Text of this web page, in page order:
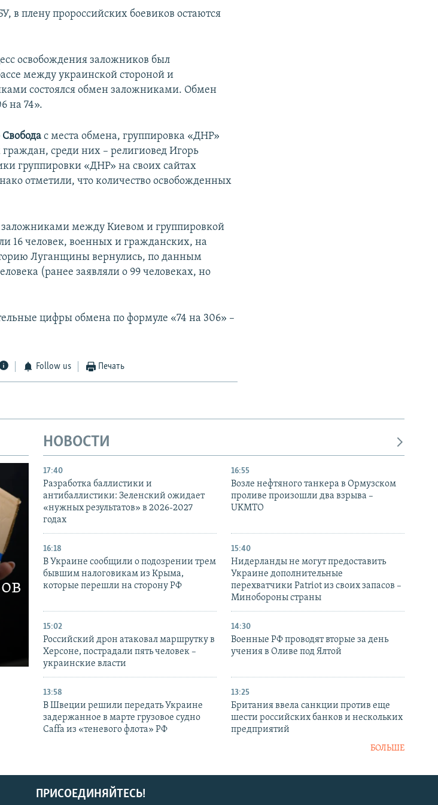
в плену пророссийских боевиков остаются
освобождения заложников был
между украинской стороной и
состоялся обмен заложниками. Обмен
на 74».
Свобода с места обмена, группировка «ДНР»
среди них – религиовед Игорь
группировки «ДНР» на своих сайтах
отметили, что количество освобожденных
заложниками между Киевом и группировкой
16 человек, военных и гражданских, на
Луганщины вернулись, по данным
(ранее заявляли о 99 человеках, но
цифры обмена по формуле «74 на 306» –
Follow us Печать
НОВОСТИ
17:40
Разработка баллистики и
антибаллистики: Зеленский ожидает
«нужных результатов» в 2026-2027
годах
16:55
Возле нефтяного танкера в Ормузском
проливе произошли два взрыва –
UKMTO
16:18
В Украине сообщили о подозрении трем
бывшим налоговикам из Крыма,
которые перешли на сторону РФ
15:40
Нидерланды не могут предоставить
Украине дополнительные
перехватчики Patriot из своих запасов –
Минобороны страны
15:02
Российский дрон атаковал маршрутку в
Херсоне, пострадали пять человек –
украинские власти
14:30
Военные РФ проводят вторые за день
учения в Оливе под Ялтой
13:58
В Швеции решили передать Украине
задержанное в марте грузовое судно
Caffa из «теневого флота» РФ
13:25
Британия ввела санкции против еще
шести российских банков и нескольких
предприятий
БОЛЬШЕ
ПРИСОЕДИНЯЙТЕСЬ!